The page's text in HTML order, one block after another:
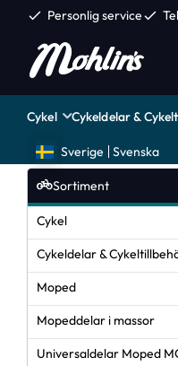
check Personlig servicecheck
Cykel Cykeldelar &
Sverige Svenska
Sortiment
Cykel
Cykeldelar &
Moped
Mopeddelar i massor
Universaldelar Moped